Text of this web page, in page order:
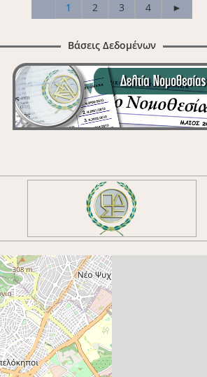
1 2 3 4 ►
Βάσεις Δεδομένων